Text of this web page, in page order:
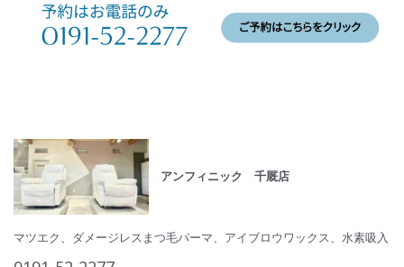
アンフィニック 千厩店
マツエク、ダメージレスまつ毛パーマ、アイブロウワックス、水素吸入